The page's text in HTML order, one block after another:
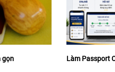
gọn Làm Passport